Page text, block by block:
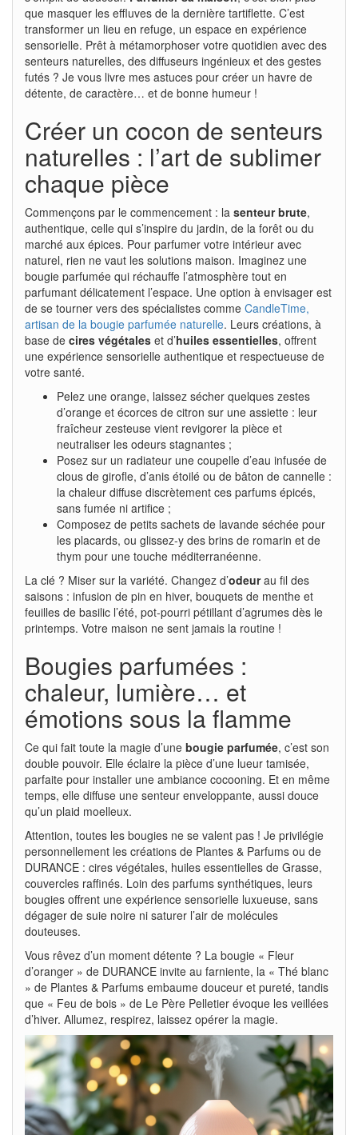
que masquer les effluves de la dernière tartiflette. C’est
transformer un lieu en refuge, un espace en expérience
sensorielle. Prêt à métamorphoser votre quotidien avec des
senteurs naturelles, des diffuseurs ingénieux et des gestes
futés ? Je vous livre mes astuces pour créer un havre de
détente, de caractère… et de bonne humeur !
Créer un cocon de senteurs
naturelles : l’art de sublimer
chaque pièce
Commençons par le commencement : la senteur brute,
authentique, celle qui s’inspire du jardin, de la forêt ou du
marché aux épices. Pour parfumer votre intérieur avec
naturel, rien ne vaut les solutions maison. Imaginez une
bougie parfumée qui réchauffe l’atmosphère tout en
parfumant délicatement l’espace. Une option à envisager est
de se tourner vers des spécialistes comme CandleTime,
artisan de la bougie parfumée naturelle. Leurs créations, à
base de cires végétales et d’huiles essentielles, offrent
une expérience sensorielle authentique et respectueuse de
votre santé.
Pelez une orange, laissez sécher quelques zestes
d’orange et écorces de citron sur une assiette : leur
fraîcheur zesteuse vient revigorer la pièce et
neutraliser les odeurs stagnantes ;
Posez sur un radiateur une coupelle d’eau infusée de
clous de girofle, d’anis étoilé ou de bâton de cannelle :
la chaleur diffuse discrètement ces parfums épicés,
sans fumée ni artifice ;
Composez de petits sachets de lavande séchée pour
les placards, ou glissez-y des brins de romarin et de
thym pour une touche méditerranéenne.
La clé ? Miser sur la variété. Changez d’odeurau fil des
saisons : infusion de pin en hiver, bouquets de menthe et
feuilles de basilic l’été, pot-pourri pétillant d’agrumes dès le
printemps. Votre maison ne sent jamais la routine !
Bougies parfumées :
chaleur, lumière… et
émotions sous la flamme
Ce qui fait toute la magie d’une bougie parfumée, c’est son
double pouvoir. Elle éclaire la pièce d’une lueur tamisée,
parfaite pour installer une ambiance cocooning. Et en même
temps, elle diffuse une senteur enveloppante, aussi douce
qu’un plaid moelleux.
Attention, toutes les bougies ne se valent pas ! Je privilégie
personnellement les créations de Plantes & Parfums ou de
DURANCE : cires végétales, huiles essentielles de Grasse,
couvercles raffinés. Loin des parfums synthétiques, leurs
bougies offrent une expérience sensorielle luxueuse, sans
dégager de suie noire ni saturer l’air de molécules
douteuses.
Vous rêvez d’un moment détente ? La bougie « Fleur
d’oranger » de DURANCE invite au farniente, la « Thé blanc
» de Plantes & Parfums embaume douceur et pureté, tandis
que « Feu de bois » de Le Père Pelletier évoque les veillées
d’hiver. Allumez, respirez, laissez opérer la magie.